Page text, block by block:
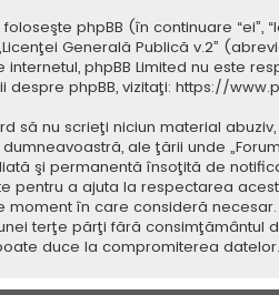
phpBB (în continuare “ei”,
Licenţei Generală Publică v.2”
internetul, phpBB Limited nu este
despre phpBB, vizitaţi: https://
să nu scrieţi niciun material
ale ţării unde
şi permanentă însoţită de
pentru a ajuta la respectarea
moment în care consideră
terţe părţi fără consimţământul
duce la compromiterea datelor.